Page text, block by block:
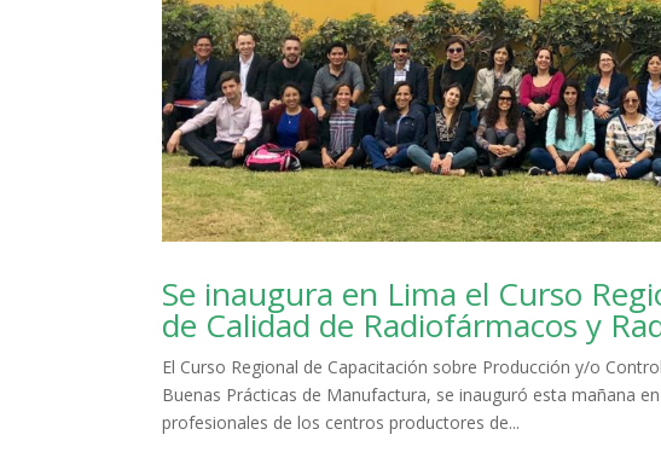
Se inaugura en Lima el Curso
de Calidad de Radiofármacos y
El Curso Regional de Capacitación sobre Producción y/o
Buenas Prácticas de Manufactura, se inauguró esta mañana
profesionales de los centros productores de...